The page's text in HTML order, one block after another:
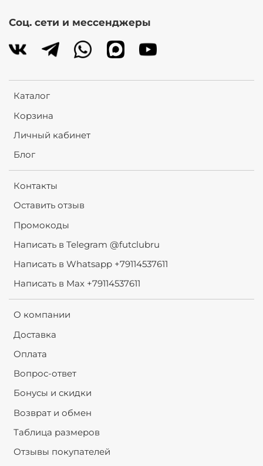
Каталог
Корзина
Личный кабинет
Блог
Контакты
Оставить отзыв
Промокоды
Написать в Telegram @futclubru
Написать в Whatsapp +79114537611
Написать в Max +79114537611
О компании
Доставка
Оплата
Вопрос-ответ
Бонусы и скидки
Возврат и обмен
Таблица размеров
Отзывы покупателей
Соц. сети и мессенджеры